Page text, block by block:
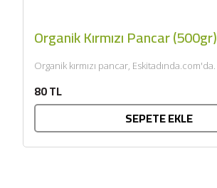
Organik Kırmızı Pancar (500gr)
80 TL
SEPETE EKLE